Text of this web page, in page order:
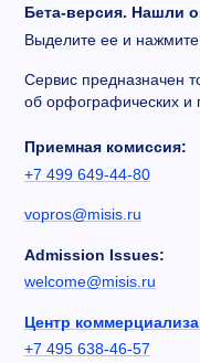
Бета-версия. Нашли
Выделите ее и
Сервис предназначен
об орфографических и
Приемная комиссия:
+7 499 649-44-80
vopros@misis.ru
Admission Issues:
welcome@misis.ru
Центр
+7 495 638-46-57